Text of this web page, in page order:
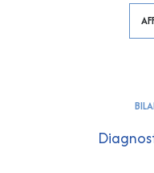
séparés, un garage de 54m²,
Piscinable ! - Accès par
m² et Places de